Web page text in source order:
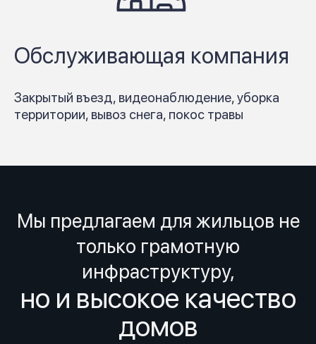
Обслуживающая компания
Закрытый въезд, видеонаблюдение, уборка
территории, вывоз снега, покос травы
Мы предлагаем для жильцов не
только грамотную
инфраструктуру,
но и высокое качество
домов